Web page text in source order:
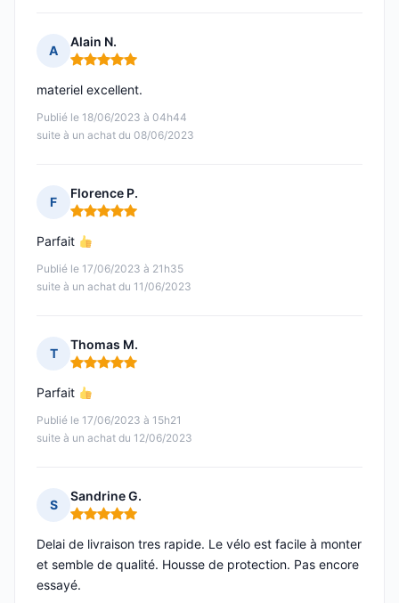
A
Alain N.
Note : 5 sur 5
Publié le 18/06/2023 à 04h44
suite à un achat du 08/06/2023
materiel excellent.
F
Florence P.
Note : 5 sur 5
Publié le 17/06/2023 à 21h35
suite à un achat du 11/06/2023
Parfait
T
Thomas M.
Note : 5 sur 5
Publié le 17/06/2023 à 15h21
suite à un achat du 12/06/2023
Parfait
S
Sandrine G.
Note : 5 sur 5
Delai de livraison tres rapide. Le vélo est facile à monter
et semble de qualité. Housse de protection. Pas encore
essayé.